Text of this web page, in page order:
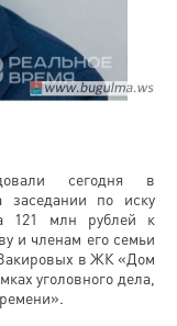
сегодня в
заседании по иску
121 млн рублей к
и членам его семьи
в ЖК «Дом
уголовного дела,